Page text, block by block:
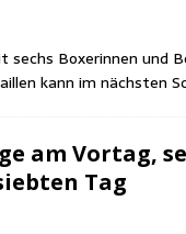
Boxe­rin­nen und
kann im nächs­ten
am Vor­tag,
Tag